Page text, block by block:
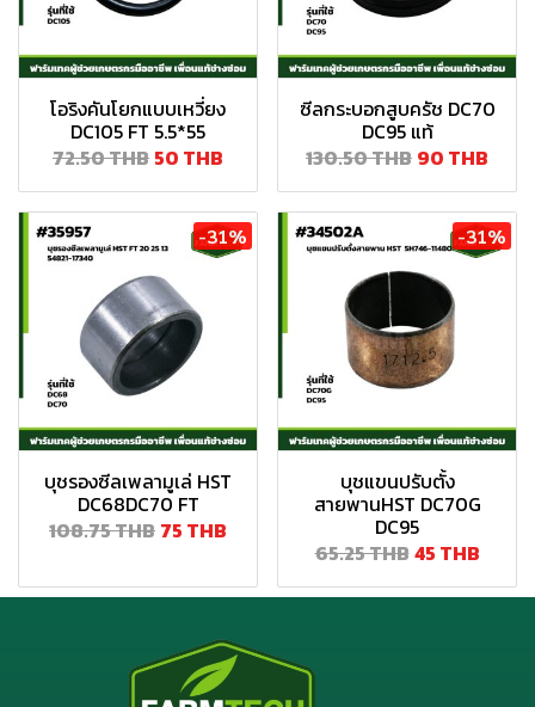
โอริงคันโยกแบบเหวี่ยง
DC105 FT 5.5*55
72.50 THB 50 THB
ซีลกระบอกสูบครัช DC70
DC95 แท้
130.50 THB 90 THB
-31%
บุชรองซีลเพลามูเล่ HST
DC68DC70 FT
108.75 THB 75 THB
-31%
บุชแขนปรับตั้ง
สายพานHST DC70G
DC95
65.25 THB45 THB